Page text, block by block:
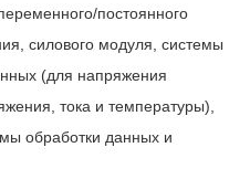
постоянного
силового модуля, системы
(для напряжения
тока и температуры),
обработки данных и